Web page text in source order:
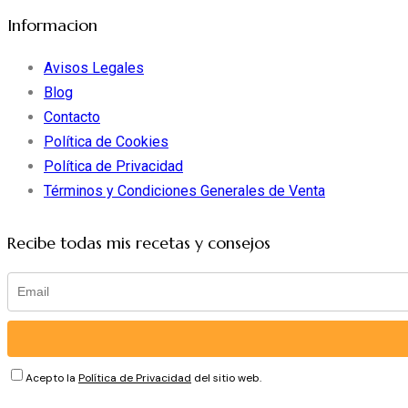
Informacion
Avisos Legales
Blog
Contacto
Política de Cookies
Política de Privacidad
Términos y Condiciones Generales de Venta
Recibe todas mis recetas y consejos
Acepto la Política de Privacidad del sitio web.